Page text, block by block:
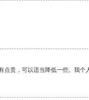
点贵，可以适当降低一些。我个